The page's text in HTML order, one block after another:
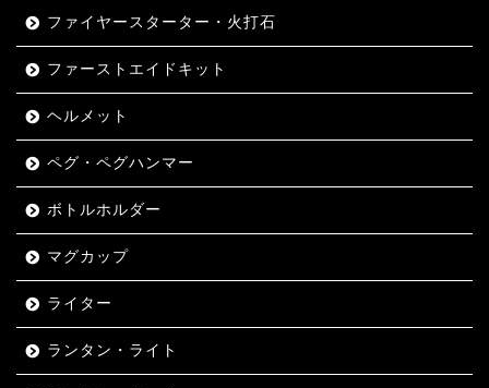
ファイヤースターター・火打石
ファーストエイドキット
ヘルメット
ペグ・ペグハンマー
ボトルホルダー
マグカップ
ライター
ランタン・ライト